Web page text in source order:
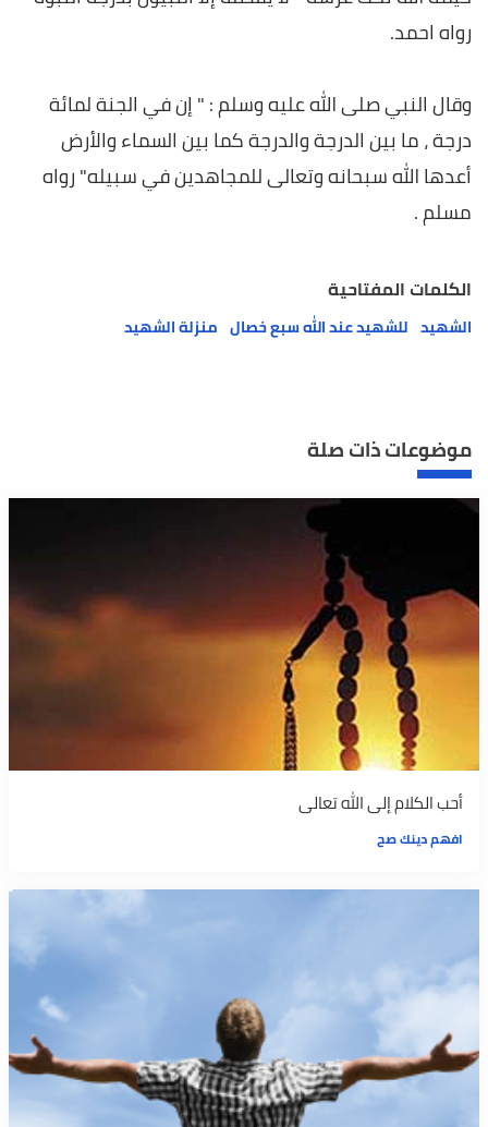
رواه احمد.
وقال النبي صلى الله عليه وسلم : " إن في الجنة لمائة
درجة ، ما بين الدرجة والدرجة كما بين السماء والأرض
أعدها الله سبحانه وتعالى للمجاهدين في سبيله" رواه
مسلم .
الكلمات المفتاحية
الشهيد للشهيد عند الله سبع خصال منزلة الشهيد
موضوعات ذات صلة
أحب الكلام إلى الله تعالى
افهم دينك صح